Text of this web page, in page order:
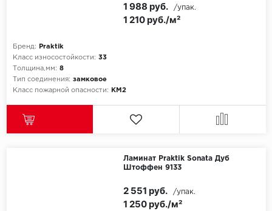
Бренд:
Praktik
Класс износостойкости: 33
Толщина,мм: 8
Тип соединения: замковое
Класс пожарной опасности:
КМ2
1 210 руб./м²
1 988 руб. /упак.
Ламинат Praktik Sonata Дуб
Штоффен 9133
1 250 руб./м²
2 551 руб. /упак.